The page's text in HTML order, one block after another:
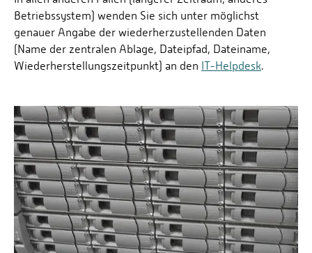
Betriebssystem) wenden Sie sich unter möglichst
genauer Angabe der wiederherzustellenden Daten
(Name der zentralen Ablage, Dateipfad, Dateiname,
Wiederherstellungszeitpunkt) an den IT-Helpdesk.